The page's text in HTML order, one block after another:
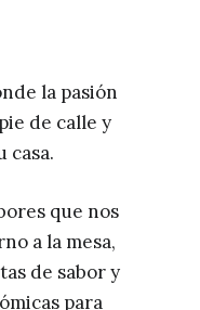
la pasión
de calle y
casa.
que nos
a la mesa,
de sabor y
para